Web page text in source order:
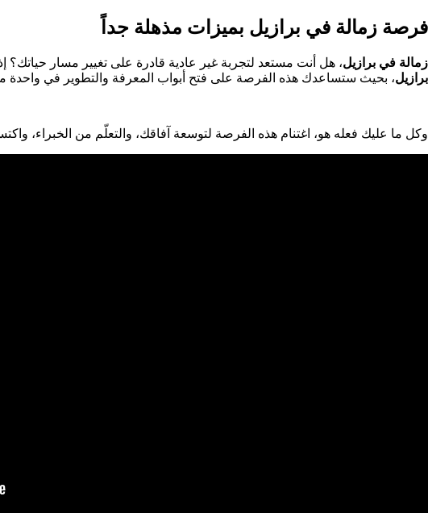
فرصة زمالة في برازيل بميزات مذهلة جداً
زمالة في برازيل، هل أنت مستعد لتجربة غير عادية قادرة على تغيير مسار
برازيل، بحيث ستساعدك هذه الفرصة على فتح أبواب المعرفة والتطوير في واحدة من
وكل ما عليك فعله هو، اغتنام هذه الفرصة لتوسعة آفاقك، والتعلّم من الخبراء،